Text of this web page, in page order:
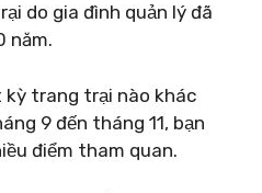
do gia đình quản lý đã
năm.
kỳ trang trại nào khác
9 đến tháng 11, bạn
điểm tham quan.